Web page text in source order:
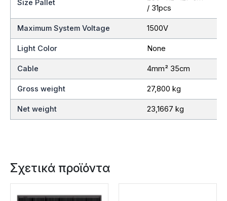
Size Pallet
/ 31pcs
Maximum System Voltage 1500V
Light Color None
Cable 4mm² 35cm
Gross weight 27,800 kg
Net weight 23,1667 kg
Σχετικά προϊόντα